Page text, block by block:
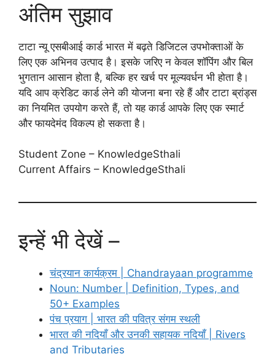
अंतिम सुझाव
टाटा न्यू एसबीआई कार्ड भारत में बढ़ते डिजिटल उपभोक्ताओं के
लिए एक अभिनव उत्पाद है। इसके जरिए न केवल शॉपिंग और बिल
भुगतान आसान होता है, बल्कि हर खर्च पर मूल्यवर्धन भी होता है।
यदि आप क्रेडिट कार्ड लेने की योजना बना रहे हैं और टाटा ब्रांड्स
का नियमित उपयोग करते हैं, तो यह कार्ड आपके लिए एक स्मार्ट
और फायदेमंद विकल्प हो सकता है।
Student Zone – KnowledgeSthali
Current Affairs – KnowledgeSthali
इन्हें भी देखें –
चंद्रयान कार्यक्रम | Chandrayaan programme
Noun: Number | Definition, Types, and
50+ Examples
पंच प्रयाग | भारत की पवित्र संगम स्थली
भारत की नदियाँ और उनकी सहायक नदियाँ | Rivers
and Tributaries